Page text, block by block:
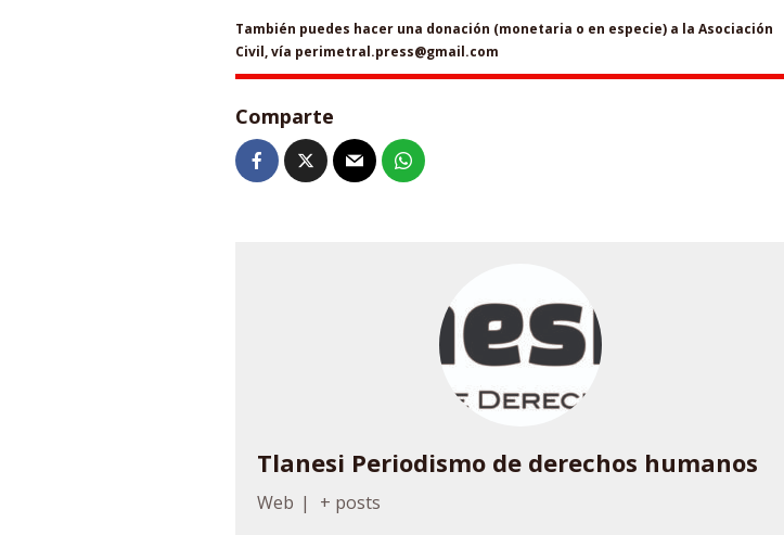
También puedes hacer una donación (monetaria o en especie) a la Asociación
Civil, vía perimetral.press@gmail.com
Comparte
Tlanesi Periodismo de derechos humanos
Web |
+ posts